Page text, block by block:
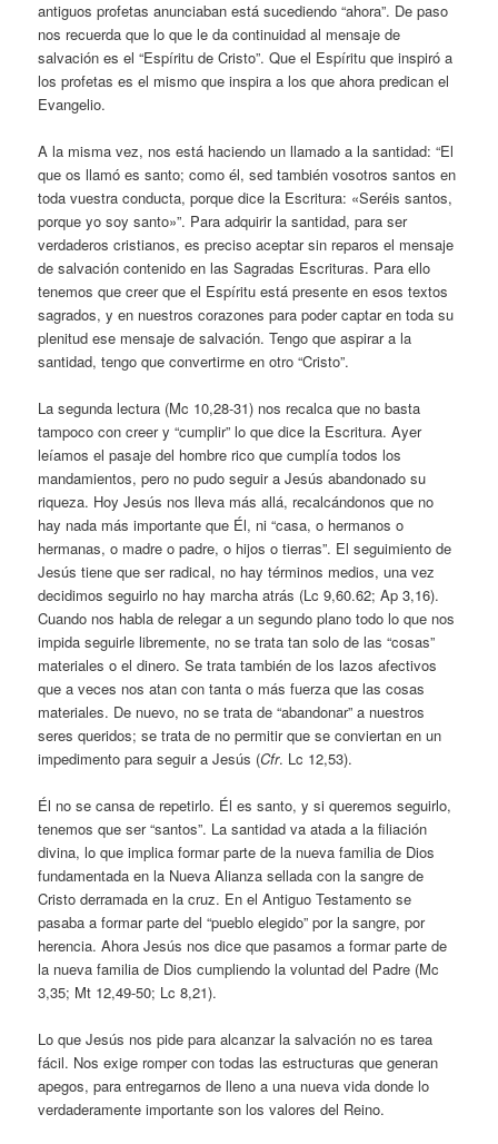
antiguos profetas anunciaban está sucediendo “ahora”. De paso
nos recuerda que lo que le da continuidad al mensaje de
salvación es el “Espíritu de Cristo”. Que el Espíritu que inspiró a
los profetas es el mismo que inspira a los que ahora predican el
Evangelio.
A la misma vez, nos está haciendo un llamado a la santidad: “El
que os llamó es santo; como él, sed también vosotros santos en
toda vuestra conducta, porque dice la Escritura: «Seréis santos,
porque yo soy santo»”. Para adquirir la santidad, para ser
verdaderos cristianos, es preciso aceptar sin reparos el mensaje
de salvación contenido en las Sagradas Escrituras. Para ello
tenemos que creer que el Espíritu está presente en esos textos
sagrados, y en nuestros corazones para poder captar en toda su
plenitud ese mensaje de salvación. Tengo que aspirar a la
santidad, tengo que convertirme en otro “Cristo”.
La segunda lectura (Mc 10,28-31) nos recalca que no basta
tampoco con creer y “cumplir” lo que dice la Escritura. Ayer
leíamos el pasaje del hombre rico que cumplía todos los
mandamientos, pero no pudo seguir a Jesús abandonado su
riqueza. Hoy Jesús nos lleva más allá, recalcándonos que no
hay nada más importante que Él, ni “casa, o hermanos o
hermanas, o madre o padre, o hijos o tierras”. El seguimiento de
Jesús tiene que ser radical, no hay términos medios, una vez
decidimos seguirlo no hay marcha atrás (Lc 9,60.62; Ap 3,16).
Cuando nos habla de relegar a un segundo plano todo lo que nos
impida seguirle libremente, no se trata tan solo de las “cosas”
materiales o el dinero. Se trata también de los lazos afectivos
que a veces nos atan con tanta o más fuerza que las cosas
materiales. De nuevo, no se trata de “abandonar” a nuestros
seres queridos; se trata de no permitir que se conviertan en un
impedimento para seguir a Jesús (Cfr. Lc 12,53).
Él no se cansa de repetirlo. Él es santo, y si queremos seguirlo,
tenemos que ser “santos”. La santidad va atada a la filiación
divina, lo que implica formar parte de la nueva familia de Dios
fundamentada en la Nueva Alianza sellada con la sangre de
Cristo derramada en la cruz. En el Antiguo Testamento se
pasaba a formar parte del “pueblo elegido” por la sangre, por
herencia. Ahora Jesús nos dice que pasamos a formar parte de
la nueva familia de Dios cumpliendo la voluntad del Padre (Mc
3,35; Mt 12,49-50; Lc 8,21).
Lo que Jesús nos pide para alcanzar la salvación no es tarea
fácil. Nos exige romper con todas las estructuras que generan
apegos, para entregarnos de lleno a una nueva vida donde lo
verdaderamente importante son los valores del Reino.